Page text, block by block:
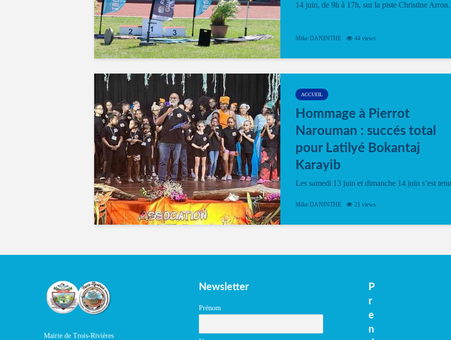
14 juin, de 9h à 17h, sur la piste Christine Arron.
Mike DANINTHE 44 views
ACCUEIL
Hommage à Pierrot
Narouman : succés total
pour Latilyé Bokantaj
Karayib
Les samedi 13 juin et dimanche 14 juin s’est tenu
vibrant à Pierrot Narouman, organisé par
spectacle de fin d’année, présenté à la salle...
Mike DANINTHE 21 views
Mairie de Trois-Rivières
Newsletter
Prénom
P
r
e
n